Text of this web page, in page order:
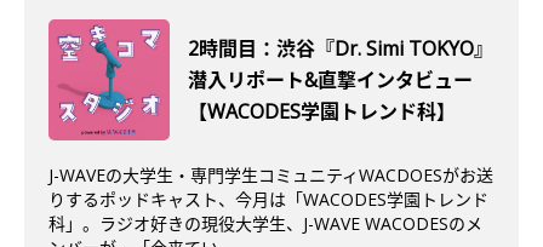
2時間目：渋谷『Dr. Simi TOKYO』
潜入リポート&直撃インタビュー
【WACODES学園トレンド科】
J-WAVEの大学生・専門学生コミュニティWACDOESがお送
りするポッドキャスト、今月は「WACODES学園トレンド
科」。ラジオ好きの現役大学生、J-WAVE WACODESのメ